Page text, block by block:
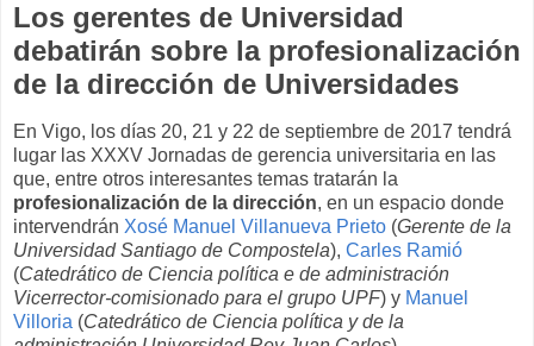
Los gerentes de Universidad
debatirán sobre la profesionalización
de la dirección de Universidades
En Vigo, los días 20, 21 y 22 de septiembre de 2017 tendrá
lugar las XXXV Jornadas de gerencia universitaria en las
que, entre otros interesantes temas tratarán la
profesionalización de la dirección, en un espacio donde
intervendrán Xosé Manuel Villanueva Prieto (Gerente de la
Universidad Santiago de Compostela), Carles Ramió
(Catedrático de Ciencia política e de administración
Vicerrector-comisionado para el grupo UPF) y Manuel
Villoria (Catedrático de Ciencia política y de la